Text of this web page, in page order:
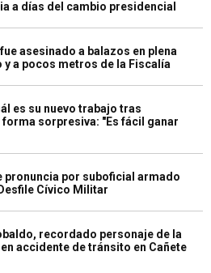
a días del cambio presidencial
asesinado a balazos en plena
a pocos metros de la Fiscalía
es su nuevo trabajo tras
sorpresiva: "Es fácil ganar
pronuncia por suboficial armado
Cívico Militar
recordado personaje de la
accidente de tránsito en Cañete